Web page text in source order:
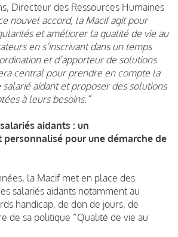
Directeur des Ressources Humaines
nouvel accord, la Macif agit pour
et améliorer la qualité de vie au
en s’inscrivant dans un temps
et d’apporteur de solutions
central pour prendre en compte la
aidant et proposer des solutions
à leurs besoins.”
aidants : un
pour une démarche de
la Macif met en place des
salariés aidants notamment au
handicap, de don de jours, de
de sa politique “Qualité de vie au